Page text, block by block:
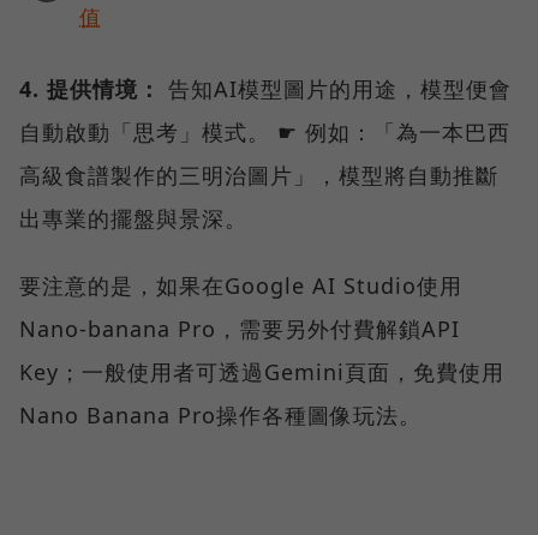
值
4. 提供情境： 告知AI模型圖片的用途，模型便會
自動啟動「思考」模式。 ☛ 例如：「為一本巴西
高級食譜製作的三明治圖片」，模型將自動推斷
出專業的擺盤與景深。
要注意的是，如果在Google AI Studio使用
Nano-banana Pro，需要另外付費解鎖API
Key；一般使用者可透過Gemini頁面，免費使用
Nano Banana Pro操作各種圖像玩法。